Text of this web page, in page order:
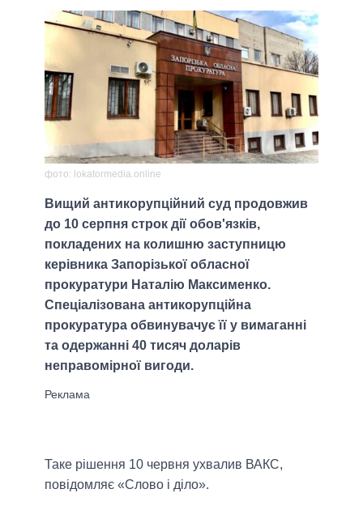
фото: lokatormedia.online
Вищий антикорупційний суд продовжив
до 10 серпня строк дії обов'язків,
покладених на колишню заступницю
керівника Запорізької обласної
прокуратури Наталію Максименко.
Спеціалізована антикорупційна
прокуратура обвинувачує її у вимаганні
та одержанні 40 тисяч доларів
неправомірної вигоди.
Таке рішення 10 червня ухвалив ВАКС,
повідомляє «Слово і діло».